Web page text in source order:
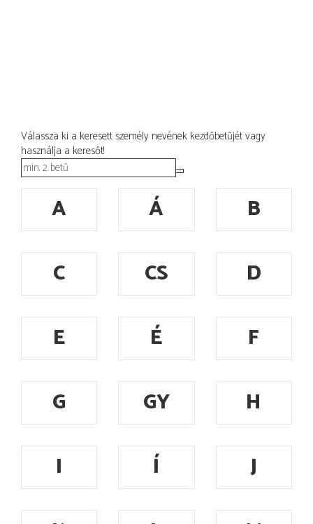
Válassza ki a keresett személy nevének kezdőbetűjét vagy
használja a keresőt!
A Á
B
C
CS
D
E
É
F
G
GY
H
I
Í
J